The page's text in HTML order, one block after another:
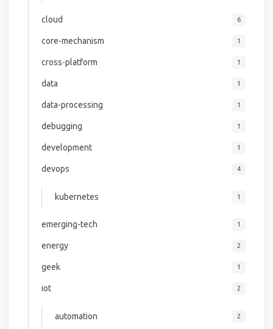
cloud 6
core-mechanism 1
cross-platform 1
data 1
data-processing 1
debugging 1
development 1
devops 4
kubernetes 1
emerging-tech 1
energy 2
geek 1
iot 2
automation 2